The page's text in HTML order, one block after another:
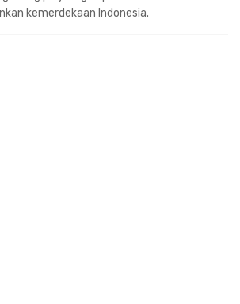
kemerdekaan Indonesia.